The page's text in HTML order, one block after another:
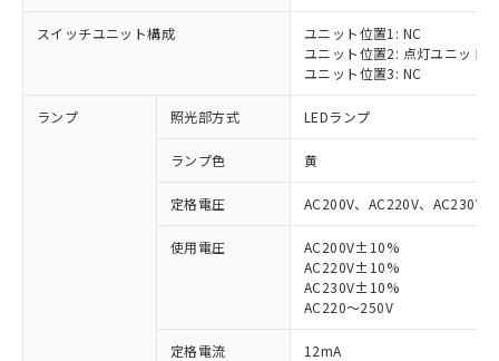
スイッチユニット構成
ユニット位置1: NC
ユニット位置2: 点灯ユニット
ユニット位置3: NC
ランプ 照光部方式 LEDランプ
ランプ色 黄
定格電圧 AC200V、AC220V、AC230V
使用電圧
AC200V±10%
AC220V±10%
AC230V±10%
AC220～250V
定格電流 12mA
対応済み：EU RoHS指令（10物質）の
非含有に対応した製品が提供可能な商品で